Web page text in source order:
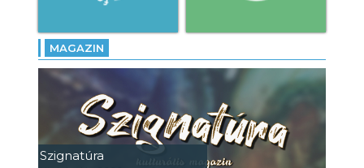
MAGAZIN
Szignatúra